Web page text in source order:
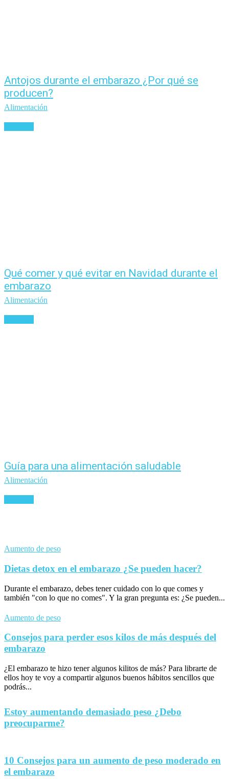
Antojos durante el embarazo ¿Por qué se
producen?
Alimentación
Qué comer y qué evitar en Navidad durante el
embarazo
Alimentación
Guía para una alimentación saludable
Alimentación
Aumento de peso
Dietas detox en el embarazo ¿Se pueden hacer?
Durante el embarazo, debes tener cuidado con lo que comes y
también "con lo que no comes". Y la gran pregunta es: ¿Se pueden...
Aumento de peso
Consejos para perder esos kilos de más después del
embarazo
¿El embarazo te hizo tener algunos kilitos de más? Para librarte de
ellos hoy te voy a compartir algunos buenos hábitos sencillos que
podrás...
Estoy aumentando demasiado peso ¿Debo
preocuparme?
10 Consejos para un aumento de peso moderado en
el embarazo